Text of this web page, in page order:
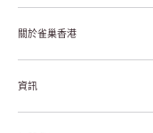
雀巢集團起源於1866年
幸福生活」企業。雀巢的
每個個體的生活品質，無
關於雀巢香港
關於雀巢香港
雀巢香港創造共享價值
聯絡我們
資訊
付款及送貨